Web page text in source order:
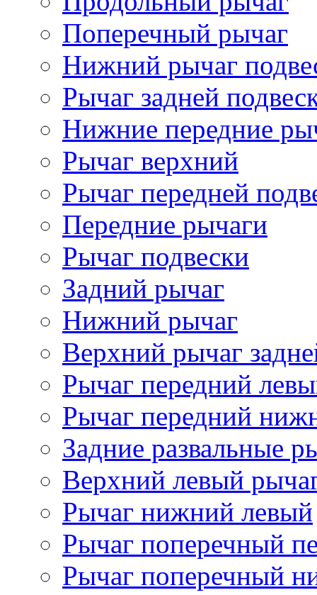
Поперечный рычаг
Нижний рычаг
Рычаг задней
Нижние передние
Рычаг верхний
Рычаг передней
Передние рычаги
Рычаг подвески
Задний рычаг
Нижний рычаг
Верхний рычаг
Рычаг передний
Рычаг передний
Задние развальные
Верхний левый
Рычаг нижний левый
Рычаг поперечный
Рычаг поперечный